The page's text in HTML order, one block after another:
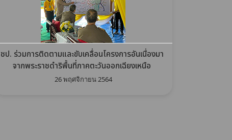
ชป. ร่วมการติดตามและขับเคลื่อนโครงการอันเนื่องมา
จากพระราชดำริพื้นที่ภาคตะวันออกเฉียงเหนือ
26 พฤศจิกายน 2564